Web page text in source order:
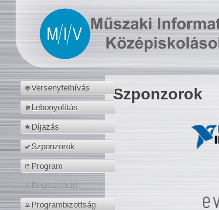
Versenyfelhívás
Lebonyolítás
Díjazás
Szponzorok
Program
Regisztráció
Programbizottság
Szponzorok